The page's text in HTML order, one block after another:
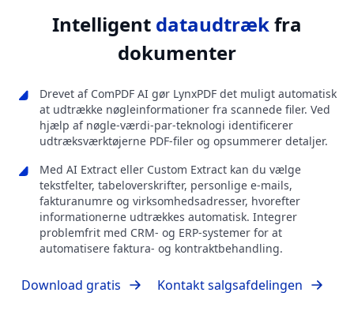
Intelligent dataudtrækfra
dokumenter
Drevet af ComPDF AI gør LynxPDF det muligt automatisk
at udtrække nøgleinformationer fra scannede filer. Ved
hjælp af nøgle-værdi-par-teknologi identificerer
udtræksværktøjerne PDF-filer og opsummerer detaljer.
Med AI Extract eller Custom Extract kan du vælge
tekstfelter, tabeloverskrifter, personlige e-mails,
fakturanumre og virksomhedsadresser, hvorefter
informationerne udtrækkes automatisk. Integrer
problemfrit med CRM- og ERP-systemer for at
automatisere faktura- og kontraktbehandling.
Download gratis Kontakt salgsafdelingen